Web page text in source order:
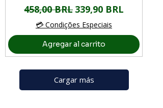
Precio
458,00 BRL Precio de oferta
339,90 BRL
💳 Condições Especiais
Agregar al carrito
Cargar más